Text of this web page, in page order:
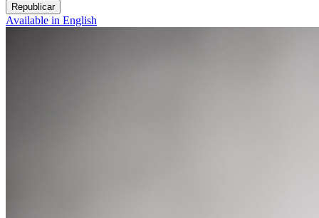
Republicar
Available in English